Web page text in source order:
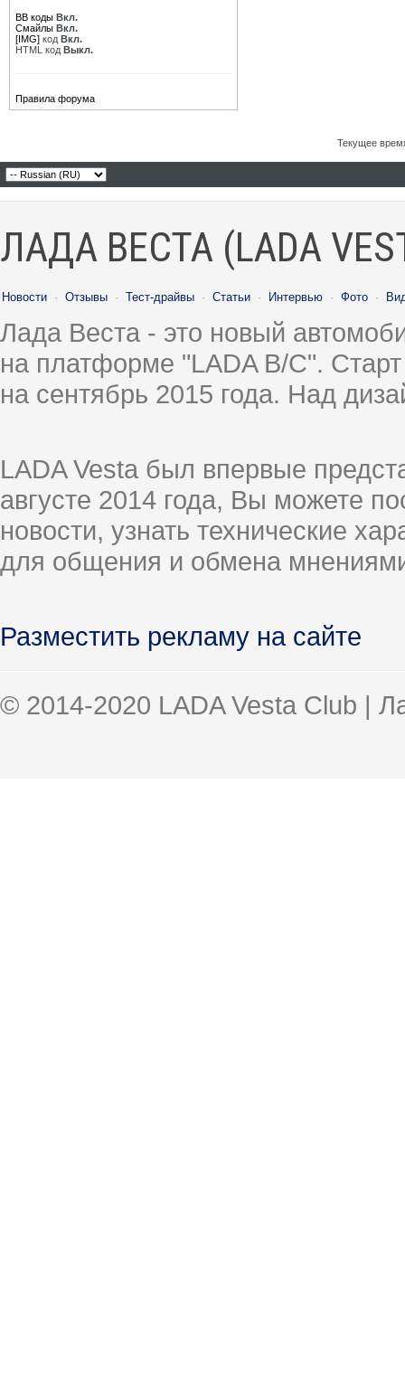
BB коды Вкл.
Смайлы Вкл.
[IMG] код Вкл.
HTML код Выкл.
Правила форума
Текущее
ЛАДА ВЕСТА (LADA
Новости · Отзывы · Тест-драйвы · Статьи · Интервью · Фото ·
Лада Веста - это новый
на платформе "LADA B/C".
на сентябрь 2015 года. Над
LADA Vesta был впервые
августе 2014 года, Вы можете
новости, узнать технические
для общения и обмена
Разместить рекламу на сайте
© 2014-2020 LADA Vesta Club |